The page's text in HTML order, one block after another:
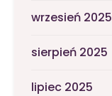
wrzesień 2025
sierpień 2025
lipiec 2025